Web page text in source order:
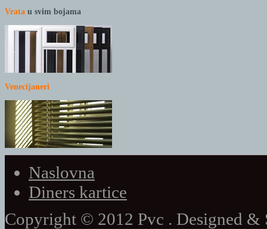
Vrata u svim bojama
Venecijaneri
Naslovna
Diners kartice
Copyright © 2012 Pvc . Designed &